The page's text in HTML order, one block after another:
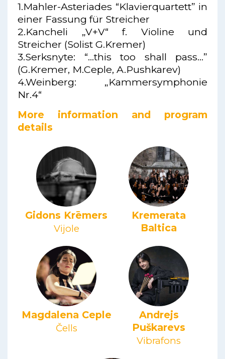
1.Mahler-Asteriades “Klavierquartett” in
einer Fassung für Streicher
2.Kancheli „V+V“ f. Violine und
Streicher (Solist G.Kremer)
3.Serksnyte: “…this too shall pass…”
(G.Kremer, M.Ceple, A.Pushkarev)
4.Weinberg: „Kammersymphonie
Nr.4“
More information and program
details
Gidons Krēmers
Vijole
Kremerata
Baltica
Magdalena Ceple
Čells
Andrejs
Puškarevs
Vibrafons